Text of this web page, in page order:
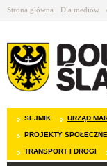
Strona główna Dla mediów
SEJMIK URZĄD
PROJEKTY SPOŁECZNE
TRANSPORT I DROGI